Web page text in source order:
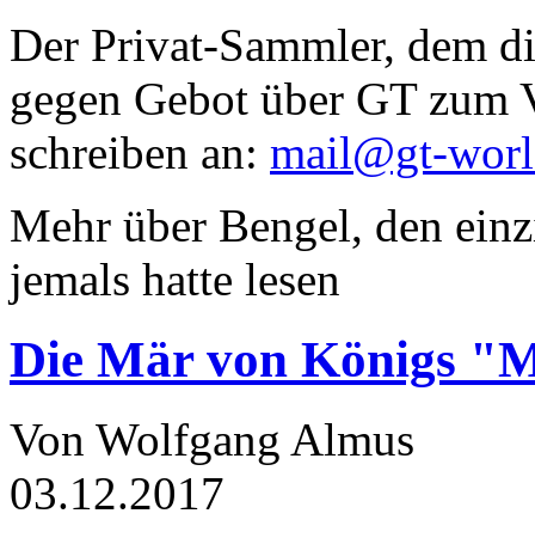
Der Privat-Sammler, dem
gegen Gebot über GT zum
schreiben an: mail@gt-
Mehr über Bengel, den
jemals hatte lesen
Die Mär von Königs
Von Wolfgang Almus
03.12.2017